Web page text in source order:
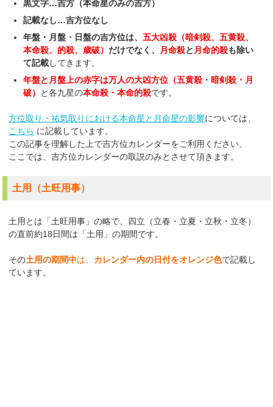
黒文字…吉方（本命星のみの吉方）
記載なし…吉方位なし
年盤・月盤・日盤の吉方位は、五大凶殺（暗剣殺、五黄殺、
本命殺、的殺、歳破） だけでなく、 月命殺と 月命的殺も除い
て記載してきます。
年盤と月盤上の赤字は万人の大凶方位（五黄殺・暗剣殺・月
破）
と各九星の本命殺・本命的殺です。
方位取り・祐気取りにおける本命星と月命星の影響については、
こちら に記載しています。
この記事を理解した上で吉方位カレンダーをご利用ください。
ここでは、吉方位カレンダーの取説のみとさせて頂きます。
土用（土旺用事）
土用とは「土旺用事」の略で、四立（立春・立夏・立秋・立冬）
の直前約18日間は「土用」の期間です。
その土用の期間中は、 カレンダー内の日付をオレンジ色で記載し
ています。